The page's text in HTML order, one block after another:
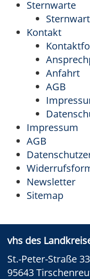
Sternwarte
Kontakt
Anfahrt
AGB
Impressum
AGB
Newsletter
Sitemap
vhs des
St.-Peter-Straße 33
95643